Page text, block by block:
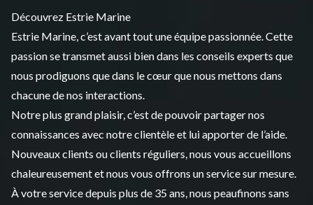
Découvrez Estrie Marine
Estrie Marine, c’est avant tout une équipe passionnée. Cette
passion se transmet aussi bien dans les conseils experts que
nous prodiguons que dans le cœur que nous mettons dans
chacune de nos interactions.
Notre plus grand plaisir, c’est de pouvoir partager nos
connaissances avec notre clientèle et lui apporter de l’aide.
Nouveaux clients ou clients réguliers, nous vous accueillons
chaleureusement et nous vous offrons un service sur mesure.
À votre service depuis plus de 35 ans, nous peaufinons sans